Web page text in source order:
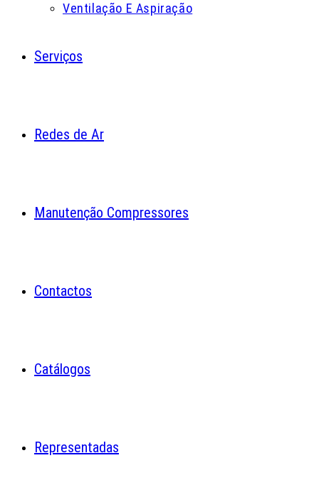
Ventilação E Aspiração
Serviços
Redes de Ar
Manutenção Compressores
Contactos
Catálogos
Representadas